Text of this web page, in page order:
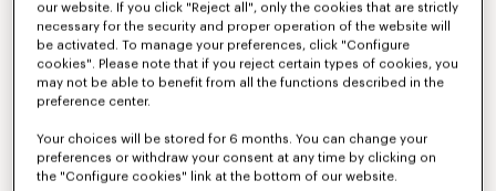
our website. If you click "Reject all", only the cookies that are strictly
necessary for the security and proper operation of the website will
be activated. To manage your preferences, click "Configure
cookies". Please note that if you reject certain types of cookies, you
may not be able to benefit from all the functions described in the
preference center.
Your choices will be stored for 6 months. You can change your
preferences or withdraw your consent at any time by clicking on
the "Configure cookies" link at the bottom of our website.